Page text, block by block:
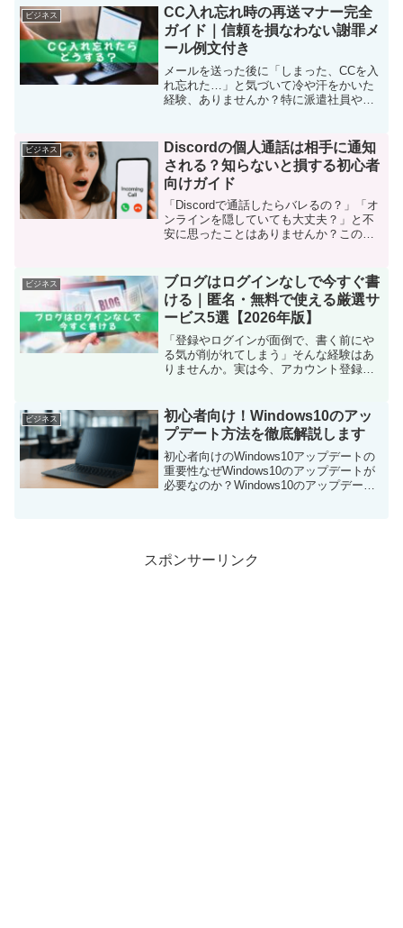
ブルやイヤホンの抜き差しを確認：意外
と単純な接触不良が原...
ビジネス
CC入れ忘れ時の再送マナー完全
ガイド｜信頼を損なわない謝罪メ
ール例文付き
メールを送った後に「しまった、CCを入
れ忘れた…」と気づいて冷や汗をかいた
経験、ありませんか？特に派遣社員や契
か」「再送しても失礼じゃないか」と悩
む人は多いです。この記事...
ビジネス
Discordの個人通話は相手に通知
される？知らないと損する初心者
向けガイド
「Discordで通話したらバレるの？」「オ
ンラインを隠していても大丈夫？」と不
安に思ったことはありませんか？この記
くする工夫をやさしく解説します。読み
終えるこ...
ビジネス
ブログはログインなしで今すぐ書
ける｜匿名・無料で使える厳選サ
ービス5選【2026年版】
「登録やログインが面倒で、書く前にや
る気が削がれてしまう」そんな経験はあ
りませんか。実は今、アカウント登録な
す。ログインなしブログは、日記や思考
整理、文章練習に最適な環境...
ビジネス
初心者向け！Windows10のアッ
プデート方法を徹底解説します
初心者向けのWindows10アップデートの
重要性なぜWindows10のアップデートが
必要なのか？Windows10のアップデート
スポンサーリンク